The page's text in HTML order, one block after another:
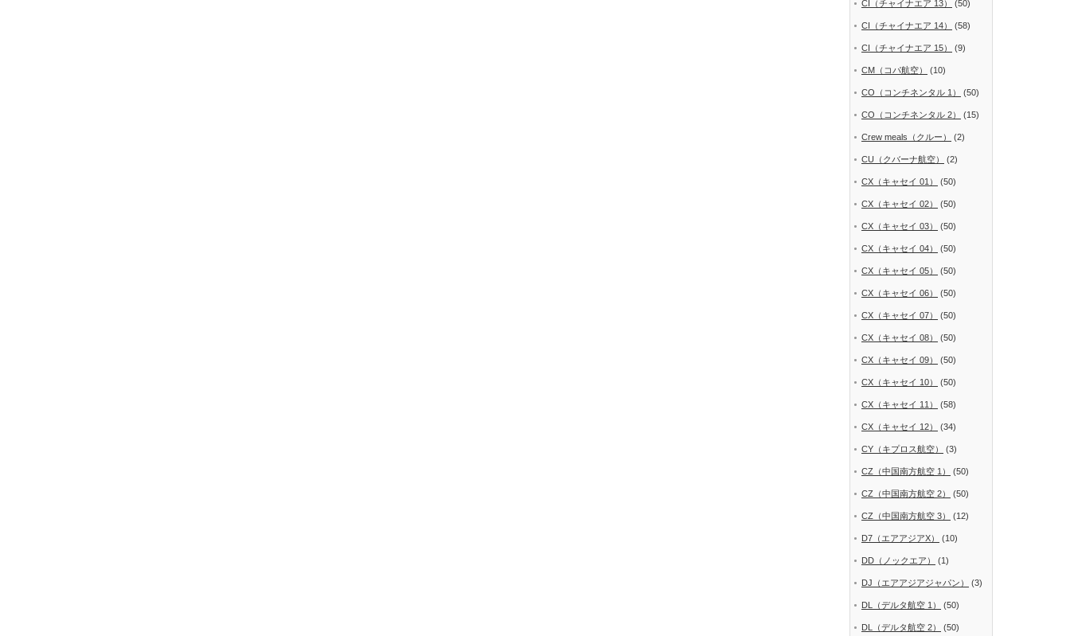
CI（チャイナエア 13） (50)
CI（チャイナエア 14） (58)
CI（チャイナエア 15） (9)
CM（コパ航空） (10)
CO（コンチネンタル 1） (50)
CO（コンチネンタル 2） (15)
Crew meals（クルー） (2)
CU（クバーナ航空） (2)
CX（キャセイ 01） (50)
CX（キャセイ 02） (50)
CX（キャセイ 03） (50)
CX（キャセイ 04） (50)
CX（キャセイ 05） (50)
CX（キャセイ 06） (50)
CX（キャセイ 07） (50)
CX（キャセイ 08） (50)
CX（キャセイ 09） (50)
CX（キャセイ 10） (50)
CX（キャセイ 11） (58)
CX（キャセイ 12） (34)
CY（キプロス航空） (3)
CZ（中国南方航空 1） (50)
CZ（中国南方航空 2） (50)
CZ（中国南方航空 3） (12)
D7（エアアジアX） (10)
DD（ノックエア） (1)
DJ（エアアジアジャパン） (3)
DL（デルタ航空 1） (50)
DL（デルタ航空 2） (50)